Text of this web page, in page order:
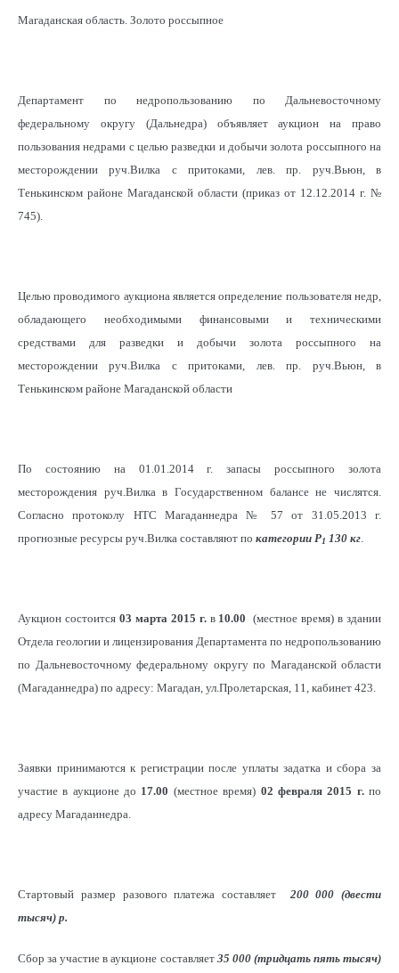
Магаданская область. Золото россыпное
Департамент по недропользованию по Дальневосточному
федеральному округу (Дальнедра) объявляет аукцион на право
пользования недрами с целью разведки и добычи золота россыпного на
месторождении руч.Вилка с притоками, лев. пр. руч.Вьюн, в
Тенькинском районе Магаданской области (приказ от 12.12.2014 г. №
745).
Целью проводимого аукциона является определение пользователя недр,
обладающего необходимыми финансовыми и техническими
средствами для разведки и добычи золота россыпного на
месторождении руч.Вилка с притоками, лев. пр. руч.Вьюн, в
Тенькинском районе Магаданской области
По состоянию на 01.01.2014 г. запасы россыпного золота
месторождения руч.Вилка в Государственном балансе не числятся.
Согласно протоколу НТС Магаданнедра № 57 от 31.05.2013 г.
прогнозные ресурсы руч.Вилка составляют по категории Р1 130 кг
Аукцион состоится 03 марта 2015 г. в 10.00
(местное время) в здании
Отдела геологии и лицензирования Департамента по недропользованию
по Дальневосточному федеральному округу по Магаданской области
(Магаданнедра) по адресу: Магадан, ул.Пролетарская, 11, кабинет 423.
Заявки принимаются к регистрации после уплаты задатка и сбора за
участие в аукционе до 17.00 (местное время) 02 февраля 2015 г.по
адресу Магаданнедра.
Стартовый размер разового платежа составляет 200 000 (двести
тысяч) р.
Сбор за участие в аукционе составляет 35 000 (тридцать пять тысяч)